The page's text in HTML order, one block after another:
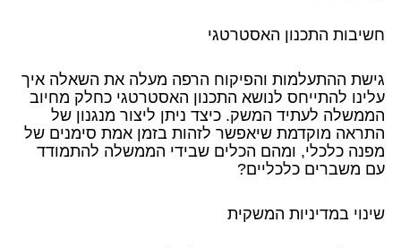
חשיבות התכנון האסטרטגי
גישת ההתעלמות והפיקוח הרפה מעלה את השאלה איך
עלינו להתייחס לנושא התכנון האסטרטגי כחלק מחיוב
הממשלה לעתיד המשק. כיצד ניתן ליצור מנגנון של
התראה מוקדמת שיאפשר לזהות בזמן אמת סימנים של
מפנה כלכלי, ומהם הכלים שבידי הממשלה להתמודד
עם משברים כלכליים?
שינוי במדיניות המשקית